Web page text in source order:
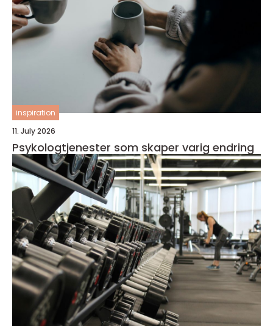
inspiration
11. July 2026
Psykologtjenester som skaper varig endring